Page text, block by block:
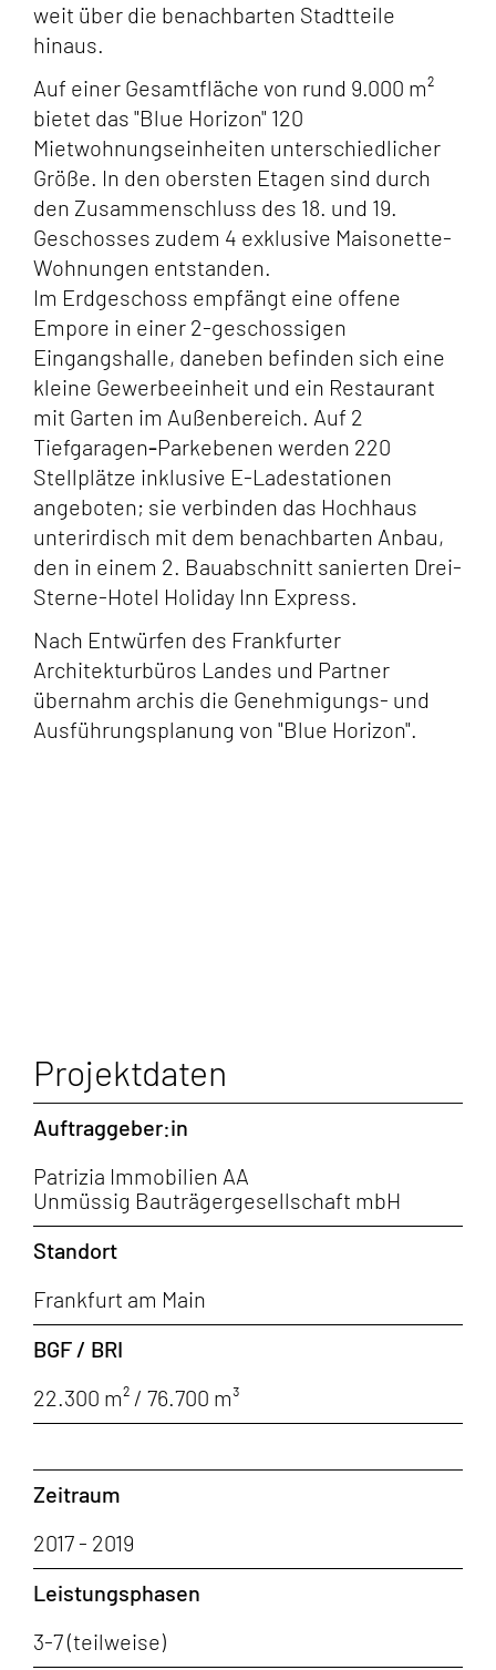
weit über die benachbarten Stadtteile
hinaus.
Auf einer Gesamtfläche von rund 9.000 m²
bietet das "Blue Horizon" 120
Mietwohnungseinheiten unterschiedlicher
Größe. In den obersten Etagen sind durch
den Zusammenschluss des 18. und 19.
Geschosses zudem 4 exklusive Maisonette-
Wohnungen entstanden.
Im Erdgeschoss empfängt eine offene
Empore in einer 2-geschossigen
Eingangshalle, daneben befinden sich eine
kleine Gewerbeeinheit und ein Restaurant
mit Garten im Außenbereich. Auf 2
Tiefgaragen-Parkebenen werden 220
Stellplätze inklusive E-Ladestationen
angeboten; sie verbinden das Hochhaus
unterirdisch mit dem benachbarten Anbau,
den in einem 2. Bauabschnitt sanierten Drei-
Sterne-Hotel Holiday Inn Express.
Nach Entwürfen des Frankfurter
Architekturbüros Landes und Partner
übernahm archis die Genehmigungs- und
Ausführungsplanung von "Blue Horizon".
Projektdaten
Auftraggeber:in
Patrizia Immobilien AA
Unmüssig Bauträgergesellschaft mbH
Standort
Frankfurt am Main
BGF / BRI
22.300 m² / 76.700 m³
Zeitraum
2017 - 2019
Leistungsphasen
3-7 (teilweise)